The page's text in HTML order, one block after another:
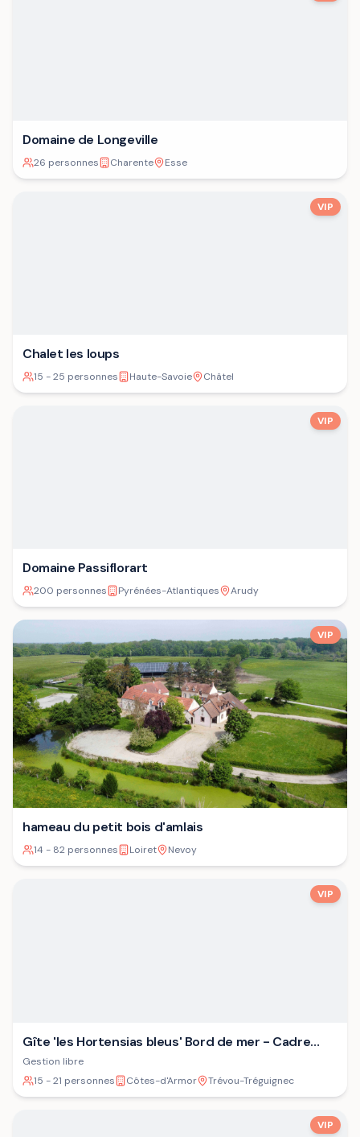
Domaine de Longeville
26 personnes Charente Esse
VIP
Chalet les loups
15 - 25 personnes Haute-Savoie Châtel
VIP
Domaine Passiflorart
200 personnes Pyrénées-Atlantiques Arudy
VIP
hameau du petit bois d'amlais
14 - 82 personnes Loiret Nevoy
VIP
Gîte 'les Hortensias bleus' Bord de mer - Cadre
verdoyant - Plage
Gestion libre
15 - 21 personnes
Côtes-d'Armor Trévou-Tréguignec
VIP